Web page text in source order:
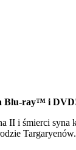
Blu-ray™ i
II i śmierci syna